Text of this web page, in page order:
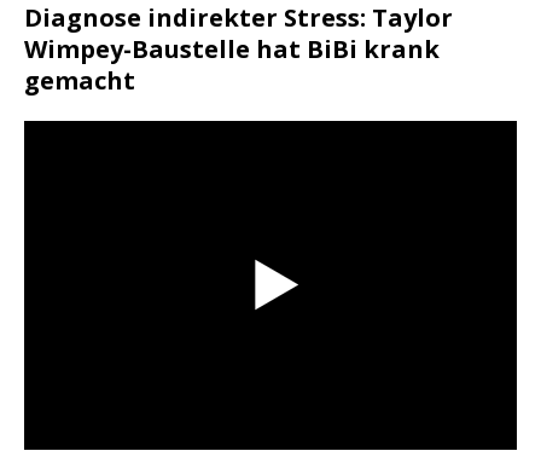
Diagnose indirekter Stress: Taylor
Wimpey-Baustelle hat BiBi krank
gemacht